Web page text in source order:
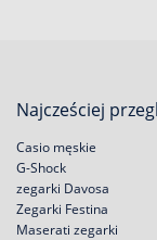
Najcześciej
Casio męskie
G-Shock
zegarki Davosa
Zegarki Festina
Maserati zegarki